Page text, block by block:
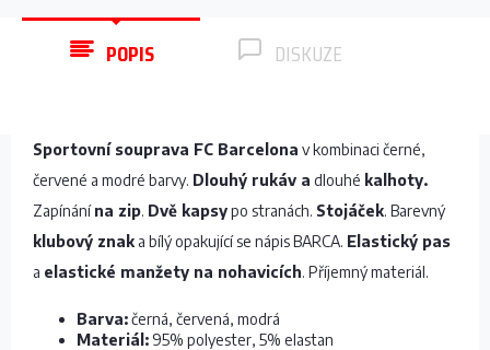
POPIS DISKUZE
Sportovní souprava FC Barcelona v kombinaci černé,
červené a modré barvy. Dlouhý rukáv a dlouhé kalhoty.
Zapínánína zip. Dvě kapsypo stranách. Stojáček. Barevný
klubový znak a bílý opakující se nápis BARCA. Elastický pas
a elastické manžety na nohavicích. Příjemný materiál.
Barva:černá, červená, modrá
Materiál: 95% polyester, 5% elastan